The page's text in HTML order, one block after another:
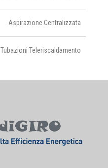
Aspirazione Centralizzata
Tubazioni Teleriscaldamento